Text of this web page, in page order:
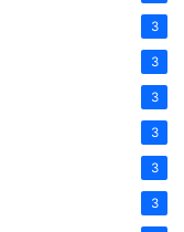
3
3
3
3
3
3